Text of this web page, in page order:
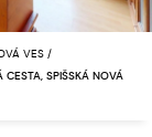
VES /
CESTA, SPIŠSKÁ NOVÁ